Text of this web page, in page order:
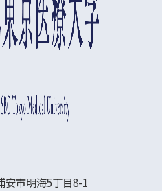
安市明海5丁目8-1